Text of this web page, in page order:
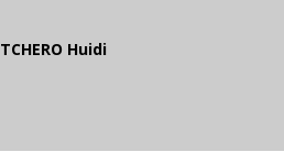
TCHERO Huidi